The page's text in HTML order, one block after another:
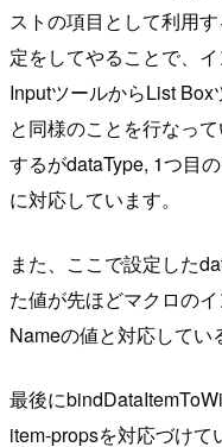
ストの項目として利用
定をしてやることで、
InputツールからList
と同様のことを行なっ
するがdataType, 1つ目
に対応しています。
また、ここで設定した
た値が先ほどマクロの
Nameの値と対応してい
最後に
item-propsを対応づけて